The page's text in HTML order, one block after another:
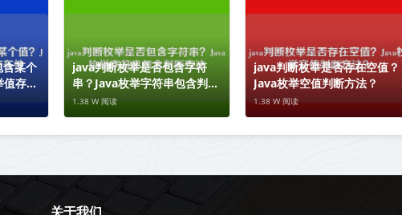
某个
存在
java判断枚举是否包含字符
串？Java枚举字符串包含判断
方法
1.38 W 阅读
java判断枚举是否存在空值？
Java枚举空值判断方法？
1.38 W 阅读
关于我们